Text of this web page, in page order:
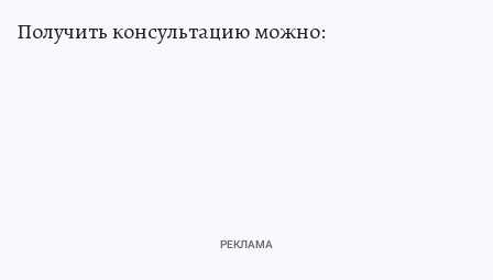
Получить консультацию можно: